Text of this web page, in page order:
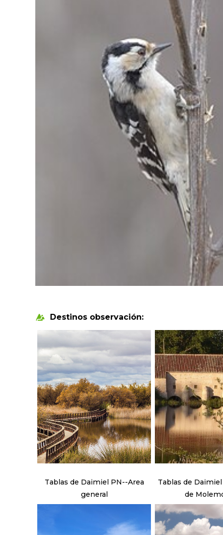
Destinos observación:
Tablas de Daimiel PN--Area
general
Tablas de
de